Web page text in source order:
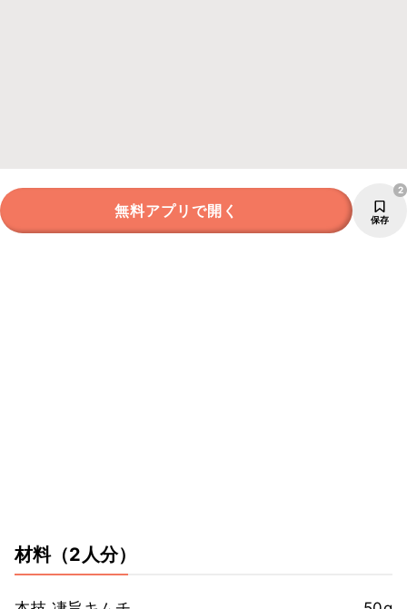
無料アプリで開く 保存
2
材料（2人分）